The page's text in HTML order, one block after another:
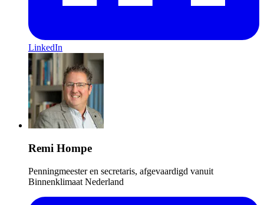
LinkedIn
Remi Hompe
Penningmeester en secretaris, afgevaardigd vanuit
Binnenklimaat Nederland